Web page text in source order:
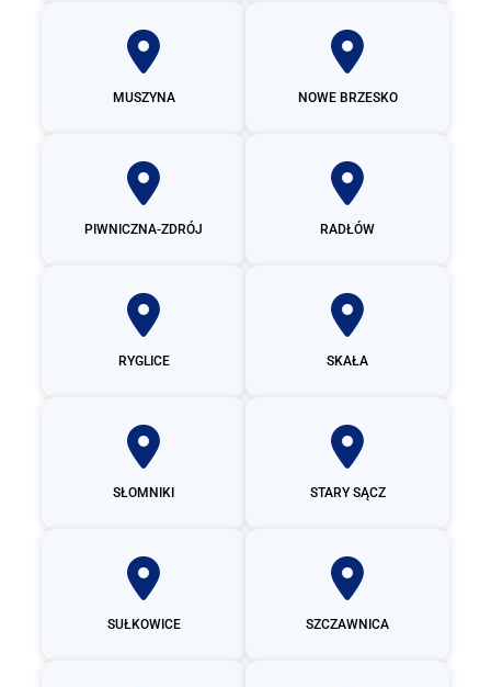
MUSZYNA NOWE BRZESKO
PIWNICZNA-ZDRÓJ RADŁÓW
RYGLICE SKAŁA
SŁOMNIKI STARY SĄCZ
SUŁKOWICE SZCZAWNICA